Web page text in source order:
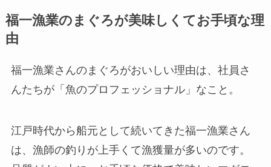
福一漁業のまぐろが美味しくてお手頃な理
由
福一漁業さんのまぐろがおいしい理由は、社員さ
んたちが「魚のプロフェッショナル」なこと。
江戸時代から船元として続いてきた福一漁業さん
は、漁師の釣りが上手くて漁獲量が多いのです。